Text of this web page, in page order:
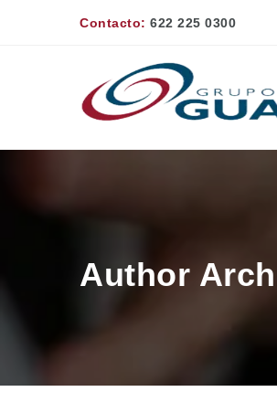
Contacto: 622 225 0300
Author